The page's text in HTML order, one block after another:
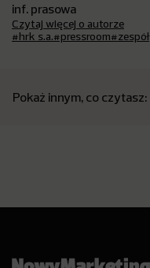
inf. prasowa
Czytaj więcej o autorze
#hrk s.a.#pressroom#zespół
Pokaż innym, co czytasz: